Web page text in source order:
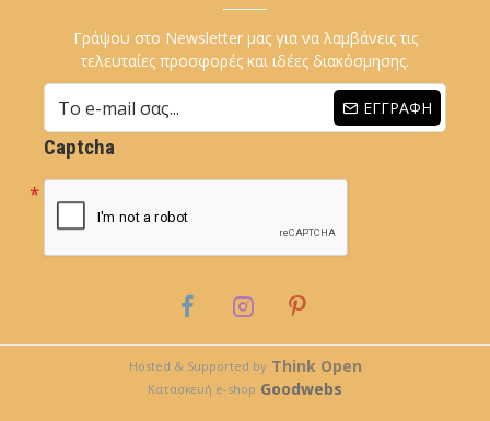
Γράψου στο Newsletter μας για να λαμβάνεις τις
τελευταίες προσφορές και ιδέες διακόσμησης.
ΕΓΓΡΑΦΉ
Captcha
Hosted & Supported by Think Open
Κατασκευή e-shop Goodwebs